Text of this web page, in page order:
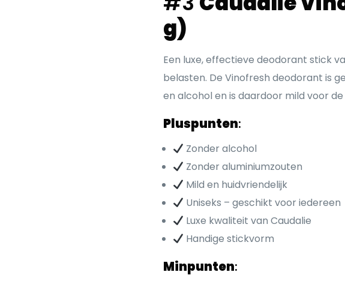
g)
Een luxe, effectieve deodorant stick
belasten. De Vinofresh deodorant is
en alcohol en is daardoor mild voor de
Pluspunten:
Zonder alcohol
Zonder aluminiumzouten
Mild en huidvriendelijk
Uniseks – geschikt voor iedereen
Luxe kwaliteit van Caudalie
Handige stickvorm
Minpunten: